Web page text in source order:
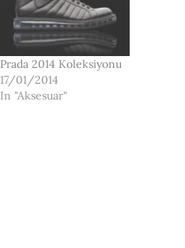
Prada 2014 Koleksiyonu
17/01/2014
In "Aksesuar"